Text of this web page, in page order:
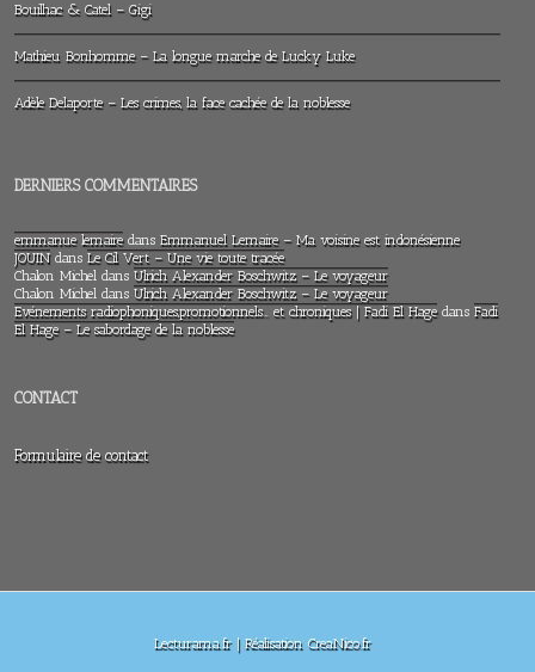
Bouilhac & Catel – Gigi
Mathieu Bonhomme – La longue marche de Lucky Luke
Adèle Delaporte – Les crimes, la face cachée de la noblesse
DERNIERS COMMENTAIRES
emmanue lemairedans Emmanuel Lemaire – Ma voisine est indonésienne
JOUINdans Le Cil Vert – Une vie toute tracée
Chalon Michel dans Ulrich Alexander Boschwitz – Le voyageur
Chalon Michel dans Ulrich Alexander Boschwitz – Le voyageur
Evénements radiophoniques,promotionnels… et chroniques | Fadi El Hagedans Fadi
El Hage – Le sabordage de la noblesse
CONTACT
Formulaire de contact
Lecturama.fr | Réalisation CreaNico.fr